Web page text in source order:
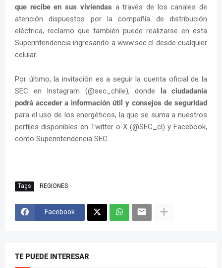
que recibe en sus viviendas a través de los canales de
atención dispuestos por la compañía de distribución
eléctrica, reclamo que también puede realizarse en esta
Superintendencia ingresando a www.sec.cl desde cualquier
celular.
Por último, la invitación es a seguir la cuenta oficial de la
SEC en Instagram (@sec_chile), donde
la ciudadanía
podrá acceder a información útil y consejos de seguridad
para el uso de los energéticos, la que se suma a nuestros
perfiles disponibles en Twitter o X (@SEC_cl) y Facebook,
como Superintendencia SEC.
Tags REGIONES
Facebook
TE PUEDE INTERESAR